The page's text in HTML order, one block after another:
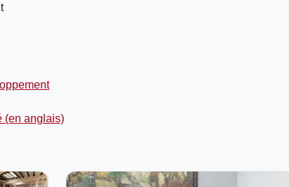
(en anglais)